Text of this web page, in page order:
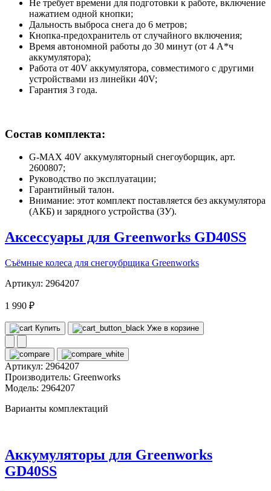
Не требует времени для подготовки к работе, включение
нажатием одной кнопки;
Дальность выброса снега до 6 метров;
Кнопка-предохранитель от случайного включения;
Время автономной работы до 30 минут (от 4 A*ч
аккумулятора);
Работа от 40V аккумулятора, совместимого с другими
устройствами из линейки 40V;
Гарантия 3 года.
Состав комплекта:
G-MAX 40V аккумуляторный снегоуборщик, арт.
2600807;
Руководство по эксплуатации;
Гарантийный талон.
Внимание: этот комплект поставляется без аккумулятора
(АКБ) и зарядного устройства (ЗУ).
Аксессуары для Greenworks GD40SS
Съёмные колеса для снегоубрщика Greenworks
Артикул: 2964207
1 990 ₽
Купить Уже в корзине
Артикул: 2964207
Производитель: Greenworks
Модель: 2964207
Варианты комплектаций
Аккумуляторы для Greenworks
GD40SS